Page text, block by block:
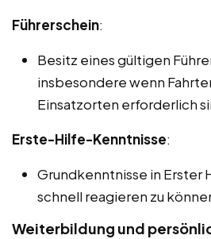
Führerschein:
Besitz eines gültigen
insbesondere wenn
Einsatzorten erforderlich
Erste-Hilfe-Kenntnisse:
Grundkenntnisse in Erster
schnell reagieren zu
Weiterbildung und